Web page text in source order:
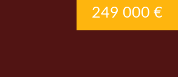
249 000 €